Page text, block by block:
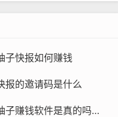
子快报如何赚钱
报的邀请码是什么
柚子平台赚钱是真的还是假的，柚子赚钱软件是真的吗还是假的？